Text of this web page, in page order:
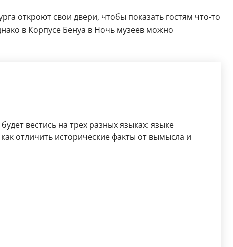
откроют свои двери, чтобы показать гостям что-то
в Корпусе Бенуа в Ночь музеев можно
вестись на трех разных языках: языке
отличить исторические факты от вымысла и